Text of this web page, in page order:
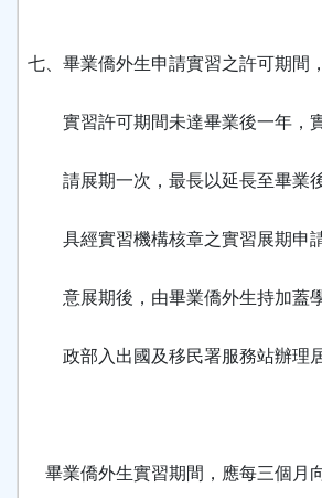
七、畢業僑外生申請實習之許可期間
實習許可期間未達畢業後一年，
請展期一次，最長以延長至畢業
具經實習機構核章之實習展期申
意展期後，由畢業僑外生持加蓋
政部入出國及移民署服務站辦理居
畢業僑外生實習期間，應每三個月